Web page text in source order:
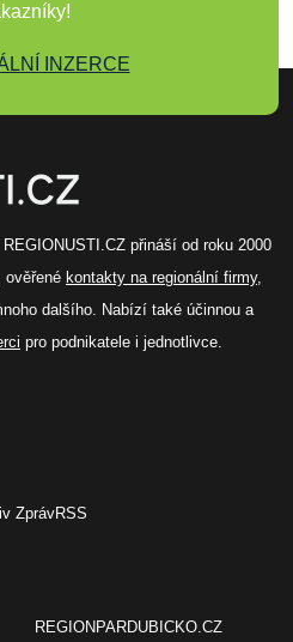
INZERCE
přináší od roku 2000
ověřené kontakty na regionální firmy,
dalšího. Nabízí také účinnou a
pro podnikatele i jednotlivce.
ZprávRSS
REGIONPARDUBICKO.CZ